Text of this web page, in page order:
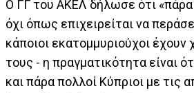
Ο ΓΓ του ΑΚΕΛ δήλωσε ότι
όχι όπως επιχειρείται να
κάποιοι εκατομμυριούχοι έχουν
τους - η πραγματικότητα είναι
και πάρα πολλοί Κύπριοι με τις